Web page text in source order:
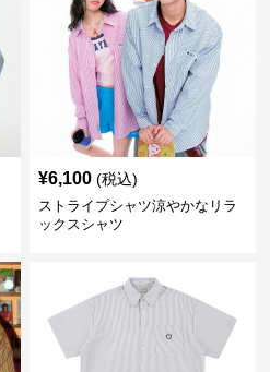
¥6,100 (税込)
ストライプシャツ涼やかなリラ
ックスシャツ